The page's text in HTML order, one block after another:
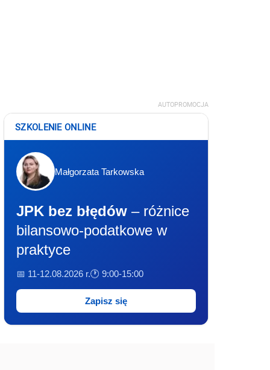
AUTOPROMOCJA
SZKOLENIE ONLINE
Małgorzata Tarkowska
JPK bez błędów – różnice
bilansowo-podatkowe w
praktyce
📅 11-12.08.2026 r.🕐 9:00-15:00
Zapisz się